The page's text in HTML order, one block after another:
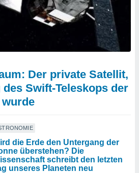
Der private Satellit,
Swift-Teleskops der
die Erde den Untergang der
überstehen? Die
schreibt den letzten
unseres Planeten neu